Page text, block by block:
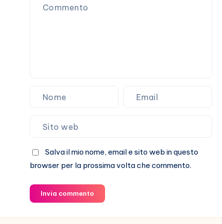
genitori!
Salva il mio nome, email e sito web in questo
browser per la prossima volta che commento.
Invia commento